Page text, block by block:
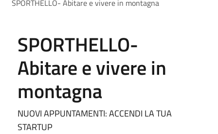
SPORTHELLO- Abitare e vivere in montagna
SPORTHELLO-
Abitare e vivere in
montagna
NUOVI APPUNTAMENTI: ACCENDI LA TUA
STARTUP